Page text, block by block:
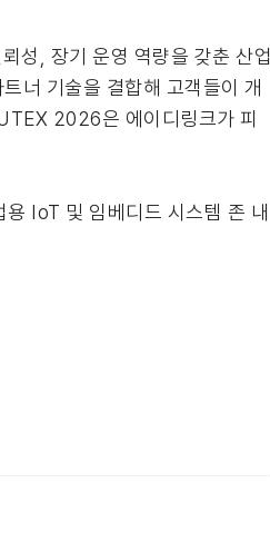
성, 장기 운영 역량을 갖춘 산업
너 기술을 결합해 고객들이 개
2026은 에이디링크가 피
IoT 및 임베디드 시스템 존 내